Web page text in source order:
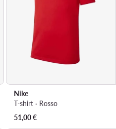
Nike
T-shirt · Rosso
51,00€